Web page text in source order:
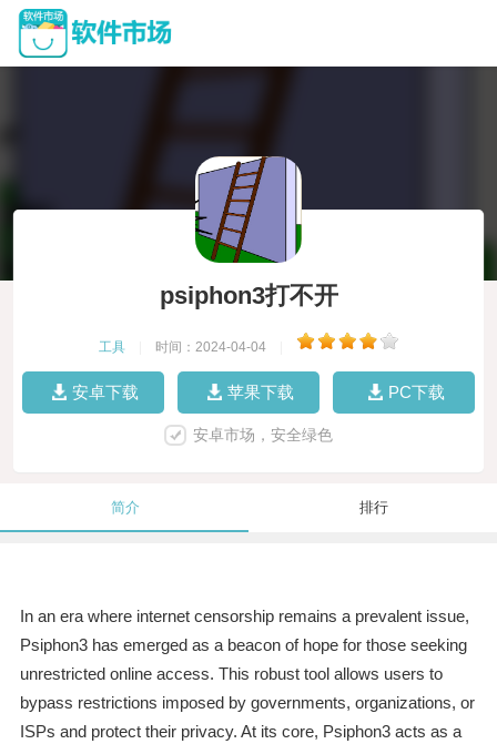
psiphon3打不开
工具 时间：2024-04-04
安卓下载 苹果下载 PC下载
安卓市场，安全绿色
简介 排行
In an era where internet censorship remains a prevalent issue,
Psiphon3 has emerged as a beacon of hope for those seeking
unrestricted online access. This robust tool allows users to
bypass restrictions imposed by governments, organizations, or
ISPs and protect their privacy. At its core, Psiphon3 acts as a